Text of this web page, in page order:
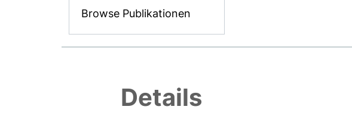
Browse Publikationen
Details